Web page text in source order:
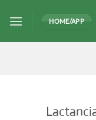
HOME/APP